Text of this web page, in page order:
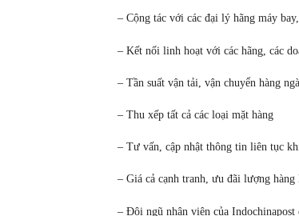
– Cộng tác với các đại lý hãng máy
– Kết nối linh hoạt với các hãng, các
– Tần suất vận tải, vận chuyển hàng
– Thu xếp tất cả các loại mặt hàng
– Tư vấn, cập nhật thông tin liên tục
– Giá cả cạnh tranh, ưu đãi lượng
– Đội ngũ nhân viên của Indochinapost